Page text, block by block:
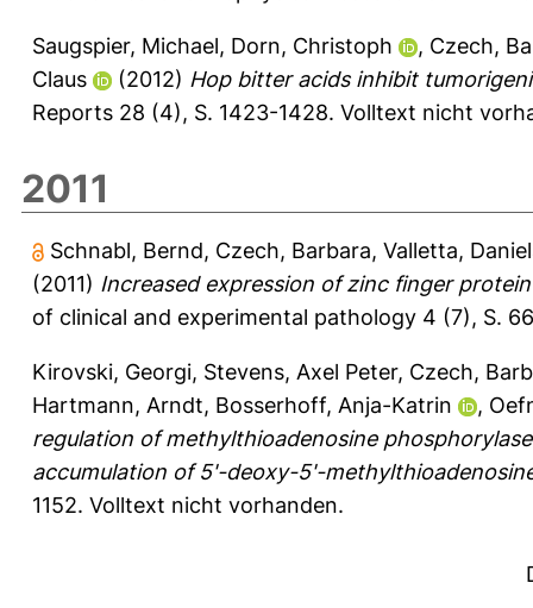
Saugspier, Michael, Dorn, Christoph , Czech,
Claus
(2012) Hop bitter acids inhibit
Reports 28 (4), S. 1423-1428. Volltext nicht
2011
Schnabl, Bernd, Czech, Barbara, Valletta,
(2011) Increased expression of zinc finger
of clinical and experimental pathology 4 (7), S.
Kirovski, Georgi, Stevens, Axel Peter, Czech,
Hartmann, Arndt, Bosserhoff, Anja-Katrin ,
regulation of methylthioadenosine
accumulation of 5'-deoxy-5'-
1152. Volltext nicht vorhanden.